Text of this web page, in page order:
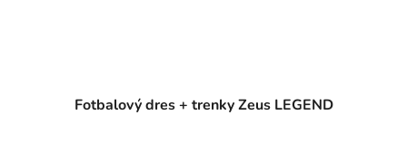
Fotbalový dres + trenky Zeus LEGEND